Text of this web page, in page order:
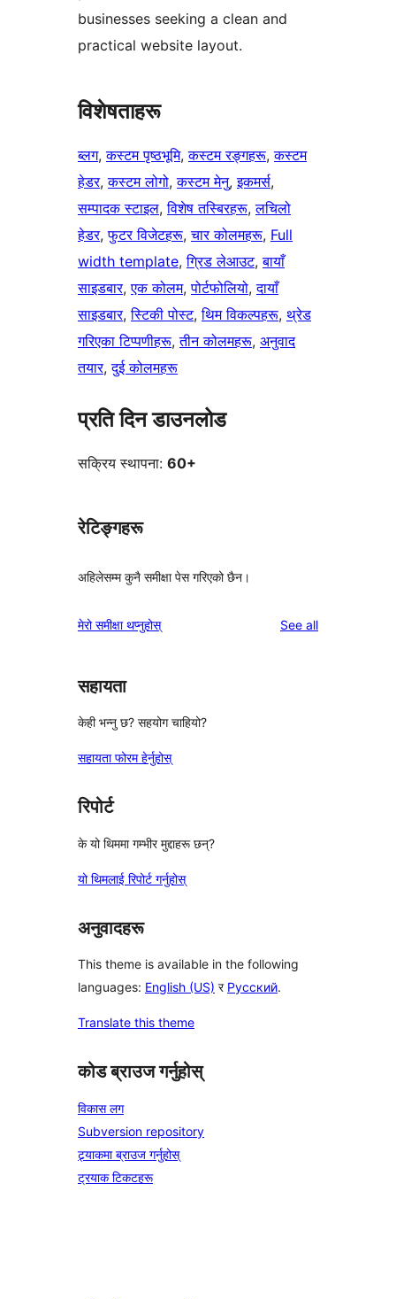
businesses seeking a clean and
practical website layout.
विशेषताहरू
ब्लग, कस्टम पृष्ठभूमि, कस्टम रङ्गहरू, कस्टम
हेडर, कस्टम लोगो, कस्टम मेनु, इकमर्स
सम्पादक स्टाइल, विशेष तस्बिरहरू, लचिलो
हेडर, फुटर विजेटहरू, चार कोलमहरू, Full
width template, ग्रिड लेआउट, बायाँ
साइडबार, एक कोलम, पोर्टफोलियो, दायाँ
साइडबार, स्टिकी पोस्ट, थिम विकल्पहरू, थ्रेड
गरिएका टिप्पणीहरू, तीन कोलमहरू, अनुवाद
तयार, दुई कोलमहरू
प्रति दिन डाउनलोड
सक्रिय स्थापना: 60+
रेटिङ्गहरू
अहिलेसम्म कुनै समीक्षा पेस गरिएको छैन।
मेरो समीक्षा थप्नुहोस् See allreviews
सहायता
केही भन्नु छ? सहयोग चाहियो?
सहायता फोरम हेर्नुहोस्
रिपोर्ट
के यो थिममा गम्भीर मुद्दाहरू छन्?
यो थिमलाई रिपोर्ट गर्नुहोस्
अनुवादहरू
This theme is available in the following
languages: English (US) र Русский.
Translate this theme
कोड ब्राउज गर्नुहोस्
विकास लग
Subversion repository
ट्र्याकमा ब्राउज गर्नुहोस्
ट्रयाक टिकटहरू